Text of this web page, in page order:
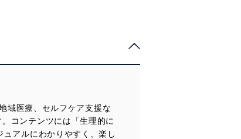
域医療、セルフケア支援な
コンテンツには「生理的に
アルにわかりやすく、楽し